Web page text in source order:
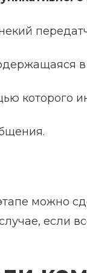
которого
можно
если